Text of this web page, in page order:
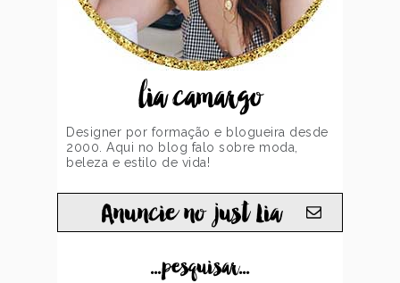
lia camargo
Designer por formação e blogueira desde
2000. Aqui no blog falo sobre moda,
beleza e estilo de vida!
Anuncie no just Lia
...pesquisar...